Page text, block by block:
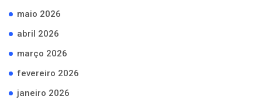
maio 2026
abril 2026
março 2026
fevereiro 2026
janeiro 2026